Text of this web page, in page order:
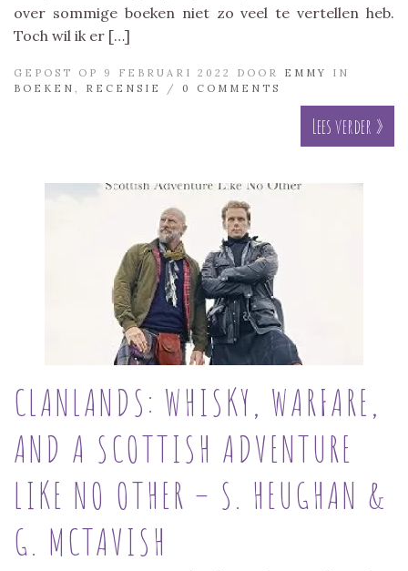
over sommige boeken niet zo veel te vertellen heb.
Toch wil ik er […]
GEPOST OP 9 FEBRUARI 2022 DOOR EMMY
IN
BOEKEN
RECENSIE / 0 COMMENTS
Lees verder »
CLANLANDS: WHISKY, WARFARE,
AND A SCOTTISH ADVENTURE
LIKE NO OTHER – S. HEUGHAN &
G. MCTAVISH